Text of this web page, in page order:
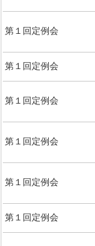
第１回定例会
第１回定例会
第１回定例会
第１回定例会
第１回定例会
第１回定例会